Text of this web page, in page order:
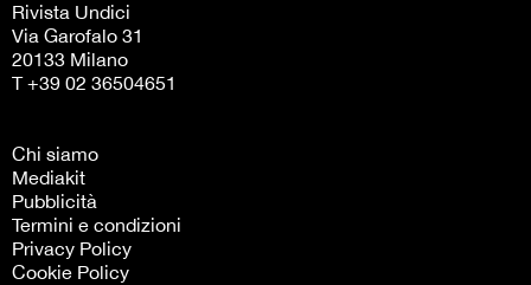
Rivista Undici
Via Garofalo 31
20133 Milano
T +39 02 36504651
Chi siamo
Mediakit
Pubblicità
Termini e condizioni
Privacy Policy
Cookie Policy